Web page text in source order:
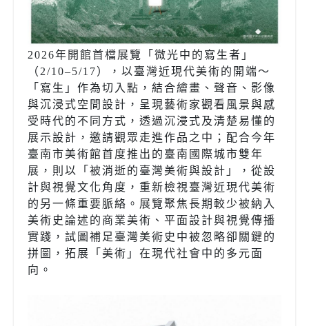
2026年開館首檔展覽「微光中的寫生者」
（2/10–5/17），以臺灣近現代美術的開端～
「寫生」作為切入點，結合繪畫、聲音、影像
與沉浸式空間設計，呈現藝術家觀看風景與感
受時代的不同方式，透過沉浸式及清楚易懂的
展示設計，邀請觀眾走進作品之中；配合今年
臺南市美術館首度推出的臺南國際城市雙年
展，則以「被消逝的臺灣美術與設計」，從設
計與視覺文化角度，重新檢視臺灣近現代美術
的另一條重要脈絡。展覽聚焦長期較少被納入
美術史論述的商業美術、平面設計與視覺傳播
實踐，試圖補足臺灣美術史中被忽略卻關鍵的
拼圖，拓展「美術」在現代社會中的多元面
向。